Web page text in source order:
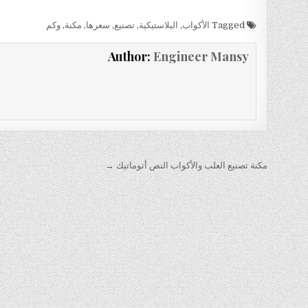
Tagged الأكواب, البلاستيكية,تصنيع, سعرها, مكنة,وكم
Author: Engineer Mansy
تصفّح
المقالات
مكنة تصنيع العلب والأكواب النص أتوماتيك →